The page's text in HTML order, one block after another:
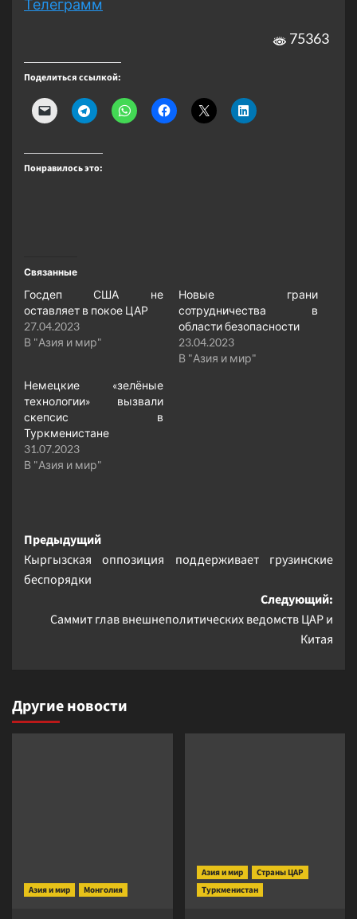
Телеграмм
75363
Поделиться ссылкой:
Понравилось это:
Связанные
Госдеп США не
оставляет в покое ЦАР
27.04.2023
В "Азия и мир"
Новые грани
сотрудничества в
области безопасности
23.04.2023
В "Азия и мир"
Немецкие «зелёные
технологии» вызвали
скепсис в
Туркменистане
31.07.2023
В "Азия и мир"
Навигация
записи
Предыдущий
Кыргызская оппозиция поддерживает грузинские
беспорядки
Следующий:
Саммит глав внешнеполитических ведомств ЦАР и
Китая
Другие новости
Азия и мир Монголия
Азия и мир
Страны ЦАР
Туркменистан